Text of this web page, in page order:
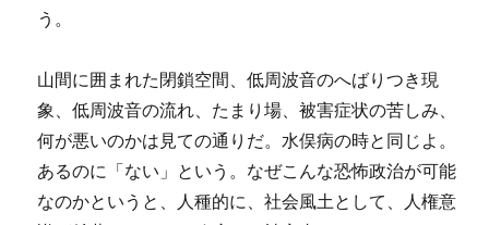
う。
山間に囲まれた閉鎖空間、低周波音のへばりつき現
象、低周波音の流れ、たまり場、被害症状の苦しみ、
何が悪いのかは見ての通りだ。水俣病の時と同じよ。
あるのに「ない」という。なぜこんな恐怖政治が可能
なのかというと、人種的に、社会風土として、人権意